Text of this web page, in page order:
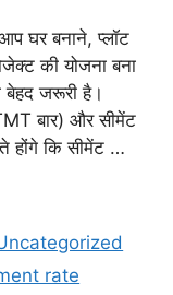
घर बनाने, प्लॉट
की योजना बना
बेहद जरूरी है।
बार) और सीमेंट
होंगे कि सीमेंट …
rate